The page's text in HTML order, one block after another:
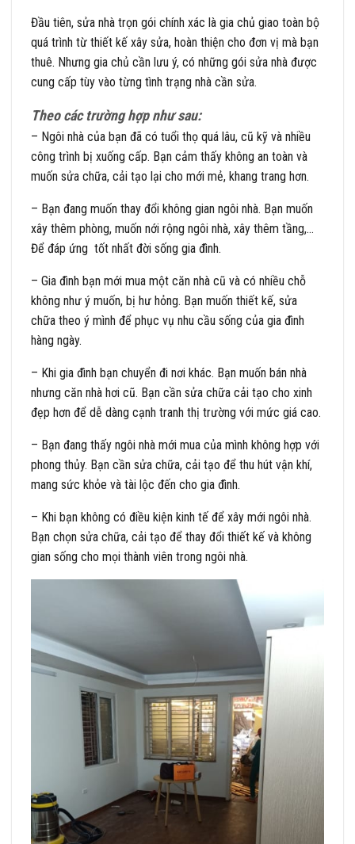
Đầu tiên, sửa nhà trọn gói chính xác là gia chủ giao toàn bộ
quá trình từ thiết kế xây sửa, hoàn thiện cho đơn vị mà bạn
thuê. Nhưng gia chủ cần lưu ý, có những gói sửa nhà được
cung cấp tùy vào từng tình trạng nhà cần sửa.
Theo các trường hợp như sau:
– Ngôi nhà của bạn đã có tuổi thọ quá lâu, cũ kỹ và nhiều
công trình bị xuống cấp. Bạn cảm thấy không an toàn và
muốn sửa chữa, cải tạo lại cho mới mẻ, khang trang hơn.
– Bạn đang muốn thay đổi không gian ngôi nhà. Bạn muốn
xây thêm phòng, muốn nới rộng ngôi nhà, xây thêm tầng,…
Để đáp ứng tốt nhất đời sống gia đình.
– Gia đình bạn mới mua một căn nhà cũ và có nhiều chỗ
không như ý muốn, bị hư hỏng. Bạn muốn thiết kế, sửa
chữa theo ý mình để phục vụ nhu cầu sống của gia đình
hàng ngày.
– Khi gia đình bạn chuyển đi nơi khác. Bạn muốn bán nhà
nhưng căn nhà hơi cũ. Bạn cần sửa chữa cải tạo cho xinh
đẹp hơn để dễ dàng cạnh tranh thị trường với mức giá cao.
– Bạn đang thấy ngôi nhà mới mua của mình không hợp với
phong thủy. Bạn cần sửa chữa, cải tạo để thu hút vận khí,
mang sức khỏe và tài lộc đến cho gia đình.
– Khi bạn không có điều kiện kinh tế để xây mới ngôi nhà.
Bạn chọn sửa chữa, cải tạo để thay đổi thiết kế và không
gian sống cho mọi thành viên trong ngôi nhà.